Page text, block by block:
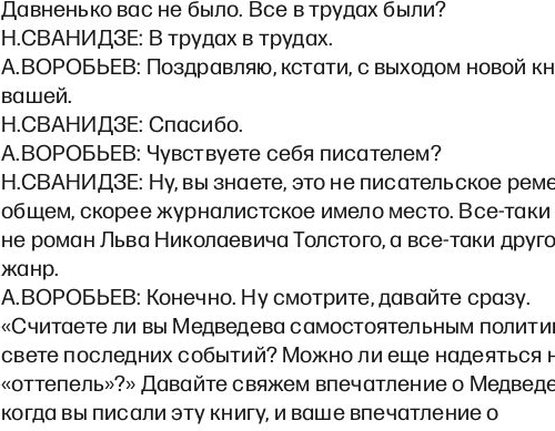
Давненько вас не было. Все в трудах были?
Н.СВАНИДЗЕ: В трудах в трудах.
А.ВОРОБЬЕВ: Поздравляю, кстати, с выходом новой
вашей.
Н.СВАНИДЗЕ: Спасибо.
А.ВОРОБЬЕВ: Чувствуете себя писателем?
Н.СВАНИДЗЕ: Ну, вы знаете, это не писательское
общем, скорее журналистское имело место. Все-таки
не роман Льва Николаевича Толстого, а все-таки
жанр.
А.ВОРОБЬЕВ: Конечно. Ну смотрите, давайте сразу.
«Считаете ли вы Медведева самостоятельным
свете последних событий? Можно ли еще надеяться
«оттепель»?» Давайте свяжем впечатление о
когда вы писали эту книгу, и ваше впечатление о